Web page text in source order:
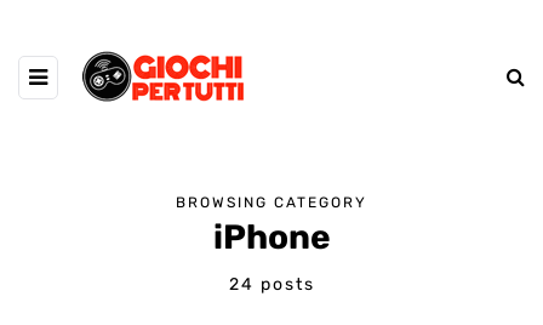
BROWSING CATEGORY
iPhone
24 posts